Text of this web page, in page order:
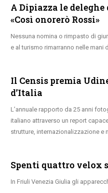
A Dipiazza le
«Così onorerò Rossi»
Nessuna nomina o rimpasto di
e al turismo rimarranno nelle mani
Il Censis premia
d’Italia
L’annuale rapporto da 25 anni
italiano attraverso un report
strutture, internazionalizzazione e
Spenti quattro velox
In Friuli Venezia Giulia gli